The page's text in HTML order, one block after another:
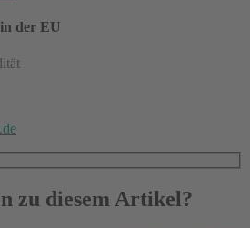
der EU
zu diesem Artikel?